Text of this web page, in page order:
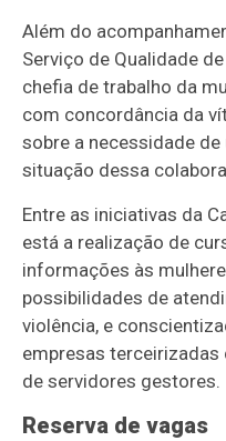
Além do
Serviço de Qualidade
chefia de trabalho da
com concordância da
sobre a necessidade
situação dessa
Entre as iniciativas da
está a realização de
informações às
possibilidades de
violência, e
empresas
de servidores gestores.
Reserva de vagas